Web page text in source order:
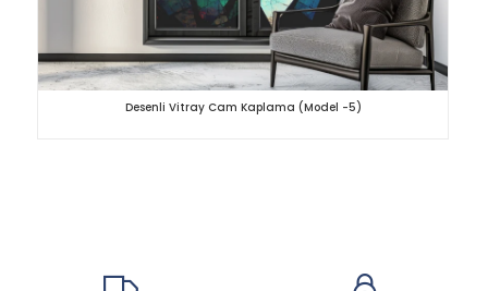
Desenli Vitray Cam Kaplama (Model -5)